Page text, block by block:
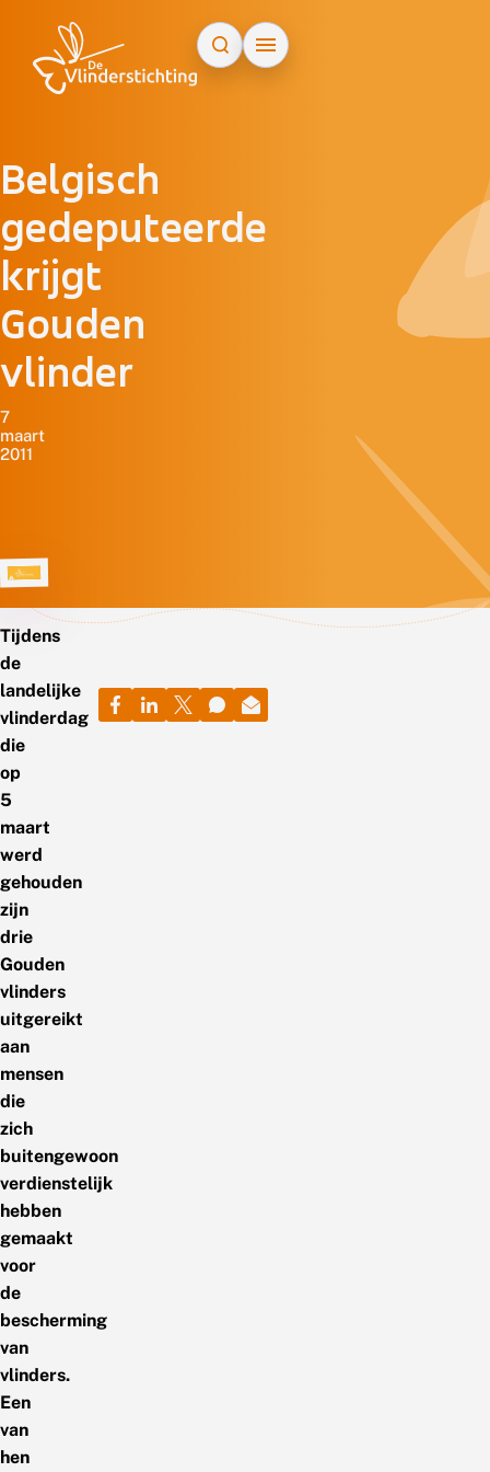
Belgisch
gedeputeerde
krijgt
Gouden
vlinder
7
maart
2011
Tijdens
de
landelijke
vlinderdag
die
op
5
maart
werd
gehouden
zijn
drie
Gouden
vlinders
uitgereikt
aan
mensen
die
zich
buitengewoon
verdienstelijk
hebben
gemaakt
voor
de
bescherming
van
vlinders.
Een
van
hen